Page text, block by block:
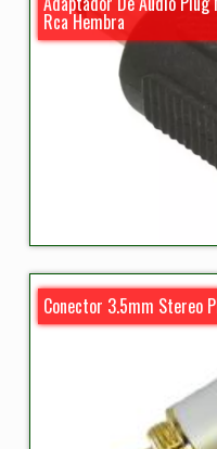
Rca Hembra
Conector 3.5mm Stereo